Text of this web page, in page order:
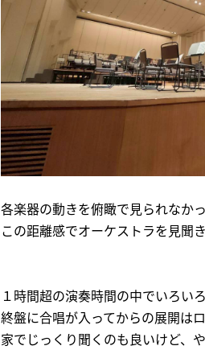
各楽器の動きを俯瞰で見られなか
この距離感でオーケストラを見聞
１時間超の演奏時間の中でいろい
終盤に合唱が入ってからの展開は
家でじっくり聞くのも良いけど、